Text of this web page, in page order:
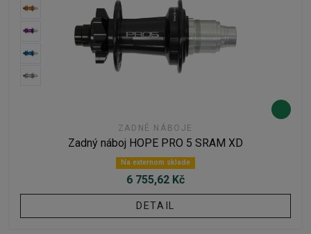
ZADNÉ NÁBOJE
Zadný náboj HOPE PRO 5 SRAM XD
Na externom sklade
6 755,62 Kč
DETAIL